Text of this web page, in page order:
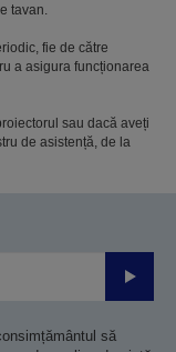
tavan.
fie de către
a asigura funcționarea
sau dacă aveți
de asistență, de la
să